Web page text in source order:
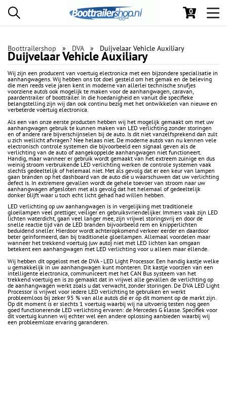
0
Boottrailershop DVA Duijvelaar Vehicle Auxiliary
Duijvelaar Vehicle Auxiliary
Wij zijn een producent van voertuig electronica met een bijzondere specialisatie in
aanhangwagens. Wij hebben ons tot doel gesteld om het gemak en de beleving
die men reeds vele jaren kent in moderne van allerlei technische snufjes
voorziene auto’s ook mogelijk te maken voor de aanhangwagen, caravan,
paardentrailer of boottrailer. In die hoedanigheid en vanuit die specifieke
belangstelling zijn wij dan ook continu bezig met het ontwikkelen van nieuwe en
verbeterde voertuig electronica.
Als een van onze eerste producten hebben wij het mogelijk gemaakt om met uw
aanhangwagen gebruik te kunnen maken van LED verlichting zonder storingen
en of andere rare bijverschijnselen bij de auto. Is dit niet vanzelfsprekend dan zult
u zich wellicht afvragen? Nee helaas niet. De moderne auto’s van nu kennen vele
electronisch controle systemen die bijvoorbeeld een signaal geven als de
verlichting van de auto of aangekoppelde aanhangwagen niet functioneert.
Handig, maar wanneer er gebruik wordt gemaakt van het extreem zuinige en dus
weinig stroom verbruikende LED verlichting werken de controle systemen vaak
slechts gedeeltelijk of helemaal niet. Met als gevolg dat er een keur van lampen
gaan branden op het dashboard van de auto die u waarschuwen dat uw verlichting
defect is. In extremere gevallen wordt de gehele toevoer van stroom naar uw
aanhangwagen afgesloten met als gevolg dat het helemaal of gedeeltelijk
donker blijft waar u toch echt licht gehad had willen hebben.
LED verlichting op uw aanhangwagen is in vergelijking met traditionele
gloeilampen veel prettiger, veiliger en gebruiksvriendelijker. Immers vaak zijn LED
lichten waterdicht, gaan veel langer mee, zijn vrijwel storingsvrij en door de
snelle reactie tijd van de LED branden bijvoorbeeld rem en knipperlichten
beduidend sneller. Hierdoor wordt achteropkomend verkeer eerder en daardoor
beter geïnformeerd, dan bij traditionele gloeilampen. Allemaal voordelen maar
wanneer het trekkend voertuig (uw auto) niet met LED lichten kan omgaan
betekent een aanhangwagen met LED verlichting voor u alleen maar ellende.
Wij hebben dit opgelost met de DVA - LED Light Processor. Een handig kastje welke
u gemakkelijk in uw aanhangwagen kunt monteren. Dit kastje voorzien van een
intelligente electronica, communiceert met het CAN Bus systeem van het
trekkend voertuig en is zo gemaakt dat in vrijwel alle gevallen de verlichting op
de aanhangwagen werkt zoals u dat verwacht, zonder storingen. De DVA LED Light
Processor is vrijwel voor iedere LED verlichting te gebruiken en werkt
probleemloos bij zeker 95 % van alle auto’s die er op dit moment op de markt zijn.
Op dit moment is er slechts 1 voertuig waarbij wij na uitvoerig testen nog geen
goed functionerende LED verlichting ervaren: de Mercedes G klasse. Specifiek voor
dit voertuig kunnen wij echter wel een andere oplossing aanbieden waarbij wij
een probleemloze ervaring garanderen.